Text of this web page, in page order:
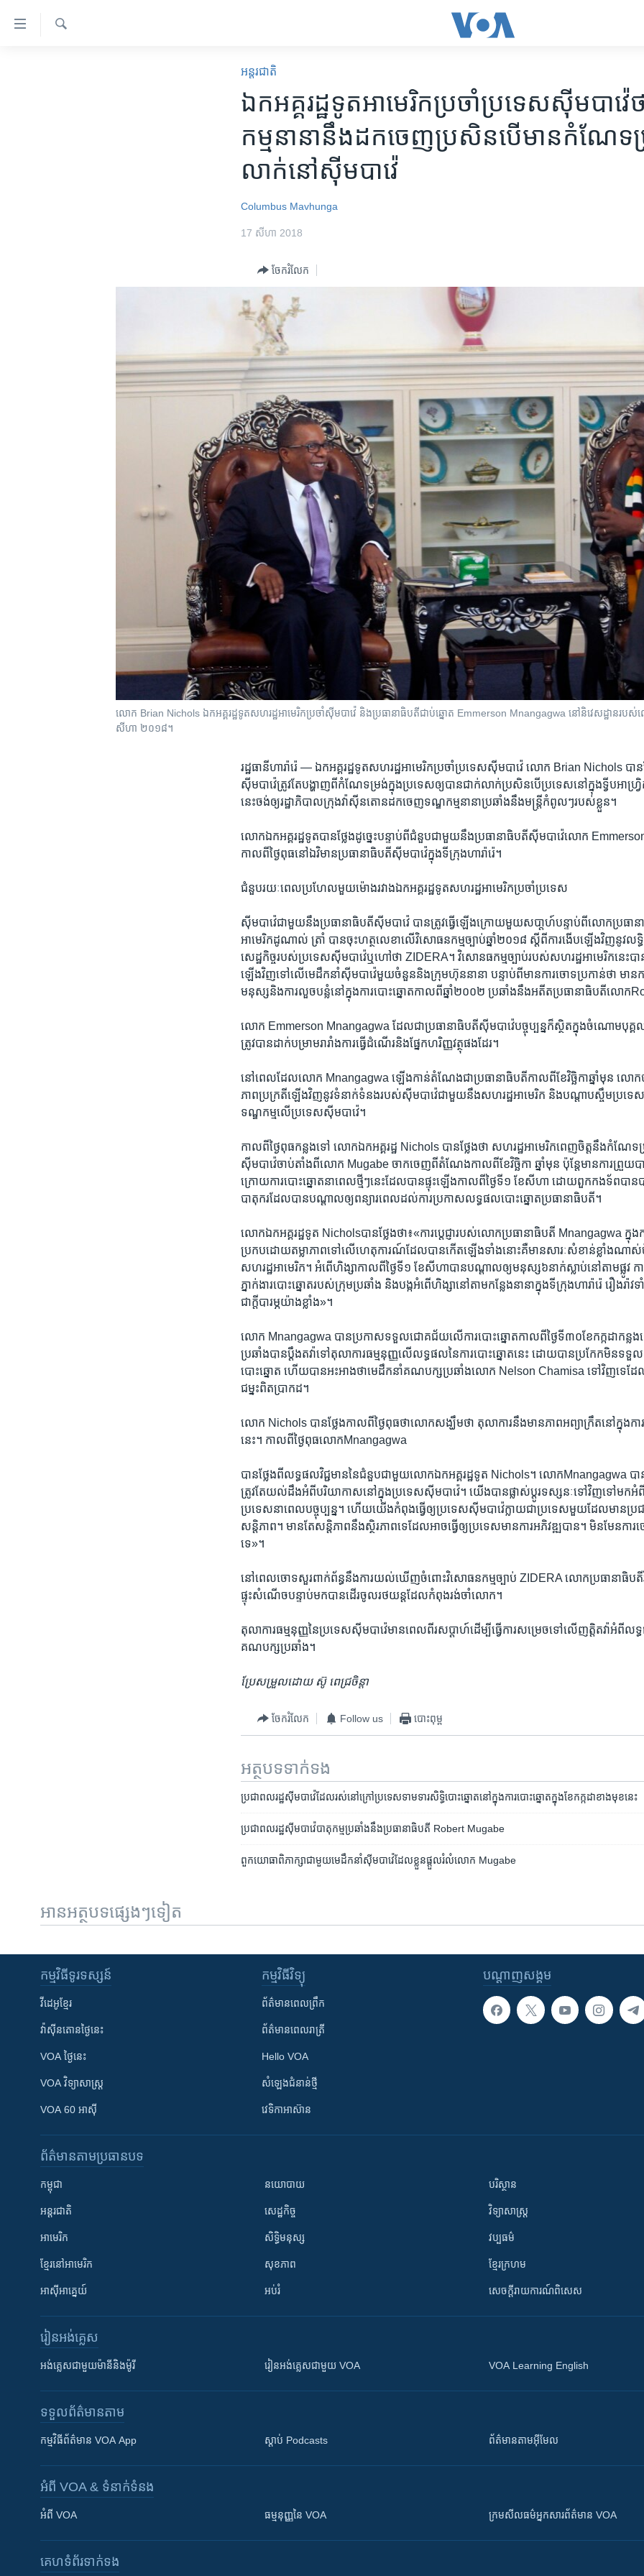
ទៅ​
អន្តរជាតិ
ឯកអគ្គរដ្ឋទូត​អាមេរិក​ប្រចាំ​ប្រទេស​ស៊ីម​បាវ៉េ​
កម្ម​នានា​នឹង​ដក​ចេញ​ប្រសិន​បើ​មាន​កំណែ​ទ
លាក់​នៅ​ស៊ីមបាវ៉េ
Columbus Mavhunga
17 សីហា 2018
ចែករំលែក
លោក Brian Nichols ឯក​អគ្គ​រដ្ឋទូត​សហរដ្ឋ​អាមេរិក​ប្រចាំ​ស៊ីមបាវ៉េ និង​ប្រធានាធិបតី​ជាប់​ឆ្នោត​ Emmerson Mnangagwa នៅ​និវេសដ្ឋាន​របស់​
សីហា ២០១៨។
រដ្ឋធានី​ហារ៉ារ៉េ —ឯកអគ្គរដ្ឋទូត​សហរដ្ឋ​អាមេរិក​ប្រចាំ​ប្រទេសស៊ីមបាវ៉េ​ លោក Brian Nichols បាន​
ស៊ីមបាវ៉េ​ត្រូវតែ​បង្ហាញ​ពី​កំណែទម្រង់​ក្នុង​ប្រទេស​ឲ្យ​បាន​ជាក់លាក់​ប្រសិន​បើ​ប្រទេស​នៅក្នុង​ទ្វីបអាហ្
នេះ​ចង់​ឲ្យ​រដ្ឋាភិបាល​ក្រុង​វ៉ាស៊ីនតោន​ដក​ចេញ​ទណ្ឌកម្ម​នានា​ប្រឆាំង​នឹង​មន្រ្តី​កំពូលៗ​របស់​ខ្លួន។
លោក​ឯក​អគ្គរដ្ឋទូត​បាន​ថ្លែង​ដូច្នេះ​បន្ទាប់​ពី​ជំនួប​ជាមួយ​នឹង​ប្រធានាធិបតី​ស៊ីមបាវ៉េ​លោក
កាល​ពី​ថ្ងៃពុធ​នៅ​ឯ​វិមាន​ប្រធានាធិបតី​ស៊ីមបាវ៉េ​ក្នុង​ទីក្រុង​ហារ៉ារ៉េ។
ជំនួប​រយៈ​ពេល​ប្រហែល​មួយ​ម៉ោង​រវាង​ឯក​អគ្គរដ្ឋទូត​សហរដ្ឋ​អាមេរិក​ប្រចាំ​ប្រទេស
ស៊ីមបាវ៉េ​ជា​មួយ​នឹង​ប្រធានាធិបតី​ស៊ីមបាវ៉េ​ បាន​ត្រូវ​ធ្វើ​ឡើង​ក្រោយ​មួយ​សបា្តហ៍​បន្ទាប់​ពី​លោក​ប្រធា
អាមេរិកដូណាល់ ត្រាំ បាន​ចុះ​ហត្ថលេខា​លើ​វិសោធន​កម្ម​ច្បាប់​ឆ្នាំ​២០១៨ ​ស្តី​ពី​ការ​ងើប​ឡើង​វិញ​នូវ​លទ្
សេដ្ឋ​កិច្ច​របស់​ប្រទេស​ស៊ីមបាវ៉េ​ឬ​ហៅថា ​ZIDERA។ វិសោនធកម្ម​ច្បាប់​របស់​សហរដ្ឋ​អាមេរិក​នេះ​បា
ឡើង​វិញ​ទៅ​លើ​មេដឹកនាំ​ស៊ីមបាវ៉េ​មួយ​ចំនួន​និង​ក្រុមហ៊ុន​នានា​ បន្ទាប់​ពី​មាន​ការ​ចោទ​ប្រកាន់​ថា ​មាន​
មនុស្ស​និង​ការ​លួច​បន្លំ​នៅ​ក្នុង​ការ​បោះឆ្នោត​កាល​ពីឆ្នាំ​២០០២​ ប្រឆាំង​នឹង​អតីត​ប្រធានាធិបតី​លោក​
លោក ​Emmerson Mnangagwa​ ដែល​ជា​ប្រធានាធិបតី​ស៊ីមបាវ៉េ​បច្ចុប្បន្ន​ក៏​ស្ថិត​ក្នុង​ចំណោម​បុគ្គ
ត្រូវ​បាន​ដាក់​បម្រាម​រារាំង​ការ​ធ្វើ​ដំណើរ​និង​ផ្នែក​ហរិញ្ញ​វត្ថុ​ផង​ដែរ។
នៅ​ពេល​ដែល​លោក​ Mnangagwa​ ឡើង​កាន់​តំណែង​ជា​ប្រធានាធិបតី​កាល​ពី​ខែ​វិចិ្ឆកា​ឆ្នាំ​មុន​ លោក​ប
ភាព​ប្រក្រតី​ឡើង​វិញ​នូវ​ទំនាក់​ទំនង​របស់​ស៊ីមបាវ៉េ​ជាមួយ​នឹង​សហ​រដ្ឋ​អាមេរិក​ និង​បណ្តា​បស្ចឹម​ប្រទេ
ទណ្ឌកម្ម​លើ​ប្រទេស​ស៊ីមបាវ៉េ។
កាល​ពី​ថ្ងៃ​ពុធ​កន្លង​ទៅ​ លោក​ឯកអគ្គរដ្ឋ ​Nichols​ បាន​ថ្លែង​ថា​ សហរដ្ឋអាមេរិក​ពេញ​ចិត្ត​នឹង​កំណែ​ទ
ស៊ីមបាវ៉េ​ចាប់​តាំង​ពី​លោក​ Mugabe​ ចាក​ចេញ​ពី​តំណែង​កាល​ពី​ខែ​វិច្ឆិកា ​ឆ្នាំមុន​ ប៉ុន្តែ​មាន​ការ​ព្រួយ​បា
ក្រោយ​ការ​បោះឆ្នោត​នា​ពេល​ថ្មីៗ​នេះ​ដែល​បាន​ផ្ទុះ​ឡើង​កាល​ពី​ថ្ងៃ​ទី១​ ខែសីហា​ ដោយ​ពួក​កងទ័ព​បា
បាតុករ​ដែល​បាន​បណ្តាល​ឲ្យ​ពន្យារ​ពេល​ដល់​ការ​ប្រកាស​លទ្ធផល​បោះ​ឆ្នោត​ប្រធានាធិបតី។
លោក​ឯកអគ្គរដ្ឋទូត Nicholsបាន​ថ្លែង​ថា៖​«ការ​ប្តេជ្ញា​របស់​លោក​ប្រធានាធិបតី ​Mnangagwa​ ក្នុង​
ប្រកប​ដោយ​តម្លាភាព​ទៅ​លើ​ហេតុការណ៍​ដែល​បាន​កើតឡើង​ទាំងនោះ​គឺ​មាន​សារៈ​សំខាន់​ខ្លាំង​ណាស់​ចំ
សហរដ្ឋ​អាមេរិក។ ​អំពើ​ហិង្សា​កាល​ពី​ថ្ងៃទី១​ ខែសីហា​បាន​បណ្តាល​ឲ្យ​មនុស្ស​៦​នាក់​ស្លាប់​នៅ​តាម​ផ្លូវ​
ភ្នាក់ងារ​បោះឆ្នោត​របស់​ក្រុម​ប្រឆាំង និង​បង្ក​អំពើ​ហិង្សា​នៅ​តាម​កន្លែង​នានា​ក្នុង​ទីក្រុង​ហារ៉ារ៉េ រឿង​រ៉ាវ​
ជា​ក្តីបារម្ភ​យ៉ាង​ខ្លាំង»។
លោក​ Mnangagwa​ បាន​ប្រកាស​ទទួល​ជោគជ័យ​លើ​ការ​បោះ​ឆ្នោត​កាល​ពីថ្ងៃ​ទី​៣០​ខែ​កក្កដា​កន្ល
ប្រឆាំង​បាន​ប្តឹង​តវ៉ា​ទៅ​តុលាការ​ធម្មនុញ្ញ​លើ​លទ្ធផល​នៃ​ការ​បោះឆ្នោត​នេះ​ ដោយ​បាន​ប្រកែក​មិន​ទ
បោះឆ្នោត​ ហើយ​បាន​អះ​អាង​ថា​មេដឹកនាំ​គណបក្ស​ប្រឆាំង​លោក ​Nelson Chamisa​ ទៅ​វិញ​ទេ​ដ
ជម្នះ​ពិត​ប្រាកដ។
លោក​ Nichols​ បាន​ថ្លែង​កាល​ពី​ថ្ងៃពុធ​ថា​លោក​សង្ឃឹម​ថា​ តុលាការ​នឹង​មាន​ភាព​អព្យាក្រឹត​នៅក្នុង​
នេះ។ កាល​ពី​ថ្ងៃពុធ​លោកMnangagwa
បាន​ថ្លែង​ពី​លទ្ធផល​វិជ្ជមាន​នៃ​ជំនួប​ជាមួយ​លោក​ឯកអគ្គរដ្ឋទូត ​Nichols។ លោក​Mnangagwa​ បា
ត្រូវ​តែ​យល់​ដឹង​អំពី​បរិយាកាស​នៅ​ក្នុង​ប្រទេស​ស៊ីមបាវ៉េ។ យើង​បាន​ផ្លាស់​ប្តូរ​ទស្សនៈ​ទៅ​វិញ​ទៅ​មក​អំពី​
ប្រទេស​នា​ពេល​បច្ចុប្បន្ន។ ហើយ​យើង​កំពុង​ធ្វើ​ឲ្យ​ប្រទេស​ស៊ីមបាវ៉េ​ក្លាយ​ជា​ប្រទេស​មួយ​ដែល​មាន​ប្រជ
សន្តិភាព។ មាន​តែ​សន្តិភាព​នឹង​ស្ថិរភាព​ទេ​ដែល​អាច​ធ្វើ​ឲ្យ​ប្រទេស​មាន​ការអភិវឌ្ឍ​បាន។ មិន​មែន​ការ​
ទេ»។
នៅ​ពេល​ចោទ​សួរ​ពាក់​ព័ន្ធ​នឹង​ការ​យល់​ឃើញ​ចំពោះ​វិសោធន​កម្ម​ច្បាប់ ​ZIDERA លោក​ប្រធានាធិបតី​
ផ្ទុះ​សំណើច​បន្ទាប់​មក​បាន​ដើរ​ចូល​រថយន្ត​ដែល​កំពុង​រង់ចាំ​លោក។
តុលាការ​ធម្មនុញ្ញ​នៃ​ប្រទេស​ស៊ីមបាវ៉េ​មាន​ពេល​ពីរ​សប្តាហ៍​ដើម្បី​ធ្វើ​ការ​សម្រេច​ទៅ​លើ​ញត្តិ​តវ៉ា​អំពី​ល
គណបក្ស​ប្រឆាំង។
ប្រែសម្រួលដោយ ស៊ូ ពេជ្រចិន្តា
ចែករំលែក Follow us បោះពុម្ព
អត្ថបទ​ទាក់ទង
ប្រជាពលរដ្ឋ​ស៊ីមបាវ៉េ​ដែល​រស់នៅ​ក្រៅ​ប្រទេស​ទាមទារ​សិទ្ធិ​បោះឆ្នោត​នៅក្នុងការ​បោះឆ្នោត​ក្នុង​ខែ​កក្កដា​ខាង​មុខ​នេះ
​ប្រជាពលរដ្ឋ​ស៊ីមបាវ៉េ​បាតុកម្ម​ប្រឆាំង​នឹង​ប្រធានាធិបតី​ Robert Mugabe
​ពួក​យោធា​ពិភាក្សា​ជាមួយ​មេដឹកនាំ​ស៊ីមបាវ៉េ​ដែល​ខ្លួន​ផ្ដួល​រំលំ​លោក Mugabe
អានអត្ថបទផ្សេងៗទៀត
បណ្តាញ​សង្គម
កម្មវិធី​ទូរទស្សន៍
វីដេអូ​ខ្មែរ
វ៉ាស៊ីនតោន​ថ្ងៃ​នេះ
VOA ថ្ងៃនេះ
VOA ​វិទ្យាសាស្ត្រ
VOA 60 អាស៊ី
កម្មវិធី​វិទ្យុ
ព័ត៌មាន​ពេល​ព្រឹក
ព័ត៌មាន​​ពេល​រាត្រី
Hello VOA
សំឡេង​ជំនាន់​ថ្មី
វេទិកា​អាស៊ាន
ព័ត៌មាន​តាមប្រធានបទ​
កម្ពុជា
អន្តរជាតិ
អាមេរិក
ខ្មែរ​នៅអាមេរិក
អាស៊ីអាគ្នេយ៍
នយោបាយ
សេដ្ឋកិច្ច
សិទ្ធិមនុស្ស
សុខភាព
អប់រំ
បរិស្ថាន
វិទ្យាសាស្រ្ត
វប្បធម៌
ខ្មែរក្រហម
សេចក្តីរាយការណ៍ពិសេស
រៀន​​អង់គ្លេស
អង់គ្លេស​ជាមួយ​ម៉ានី​និង​ម៉ូរី រៀន​​​​​​អង់គ្លេស​​ជាមួយ VOA VOA Learning English
ទទួល​ព័ត៌មាន​តាម
កម្មវិធី​ព័ត៌មាន VOA App ស្តាប់ Podcasts ព័ត៌មាន​តាម​អ៊ីមែល
អំពី​ VOA & ទំនាក់ទំនង
អំពី​ VOA ធម្មនុញ្ញ​នៃ VOA ក្រម​​​សីលធម៌​​​អ្នក​​​សារព័ត៌មាន VOA
គេហទំព័រ​​ទាក់ទង